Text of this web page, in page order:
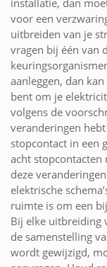
voor een
uitbreiden van je
vragen bij één van
aanleggen, dan
bent om je
volgens de
veranderingen
stopcontact in een
acht
deze
elektrische
ruimte is om een
Bij elke uitbreiding
de samenstelling
wordt gewijzigd,